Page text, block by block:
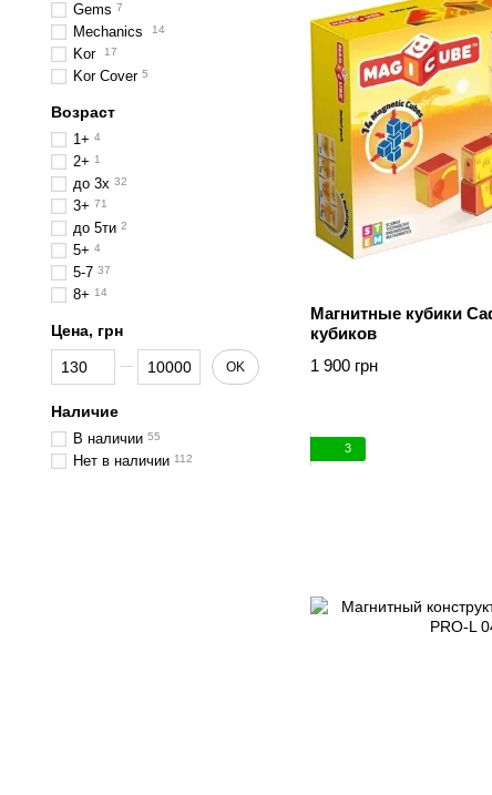
Магнитные кубики
кубиков
1 900 грн
3
Gems 7
Mechanics 14
Kor 17
Kor Cover 5
Возраст
1+ 4
2+ 1
до 3х 32
3+ 71
до 5ти 2
5+ 4
5-7 37
8+ 14
Цена, грн
От Цена, грн
До Цена, грн OK
Наличие
В наличии 55
Нет в наличии 112